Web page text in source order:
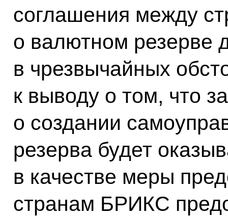
соглашения между
о валютном резерве
в чрезвычайных
к выводу о том, что
о создании
резерва будет
в качестве меры
странам БРИКС